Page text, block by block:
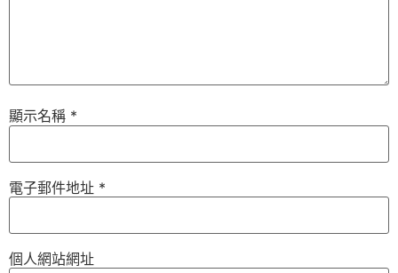
顯示名稱 *
電子郵件地址 *
個人網站網址